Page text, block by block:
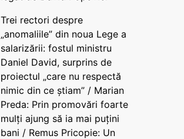
Trei rectori despre
„anomaliile” din noua Lege a
salarizării: fostul ministru
Daniel David, surprins de
proiectul „care nu respectă
nimic din ce știam” / Marian
Preda: Prin promovări foarte
mulți ajung să ia mai puțini
bani / Remus Pricopie: Un